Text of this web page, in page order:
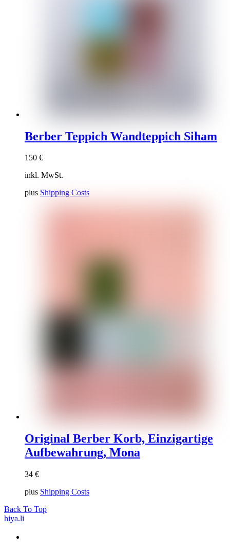
Berber Teppich Wandteppich Siham
150 €
inkl. MwSt.
plus Shipping Costs
Original Berber Korb, Einzigartige
Aufbewahrung, Mona
34 €
plus Shipping Costs
Back To Top
hiya.li